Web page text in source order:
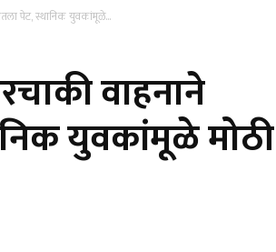
पेट, स्थानिक युवकांमूळे...
वाहनाने
युवकांमूळे मोठी